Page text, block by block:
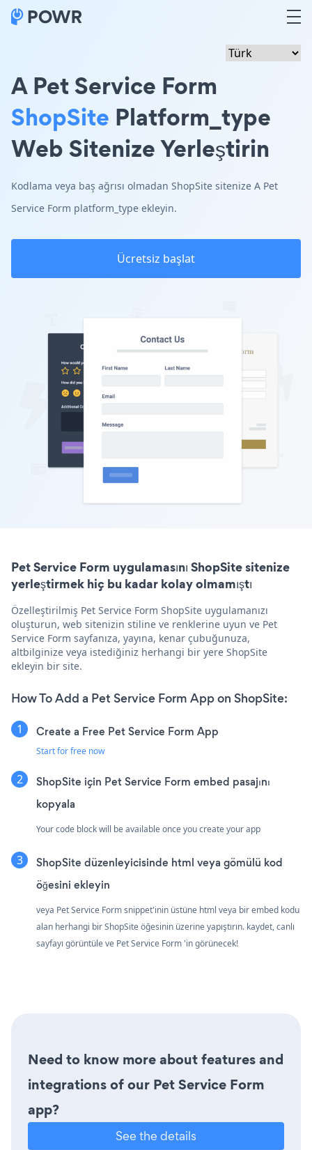
A Pet Service Form
ShopSite Platform_type
Web Sitenize Yerleştirin
Kodlama veya baş ağrısı olmadan ShopSite sitenize A Pet
Service Form platform_type ekleyin.
Ücretsiz başlat
Pet Service Form uygulamasını ShopSite sitenize
yerleştirmek hiç bu kadar kolay olmamıştı
Özelleştirilmiş Pet Service Form ShopSite uygulamanızı
oluşturun, web sitenizin stiline ve renklerine uyun ve Pet
Service Form sayfanıza, yayına, kenar çubuğunuza,
altbilginize veya istediğiniz herhangi bir yere ShopSite
ekleyin bir site.
How To Add a Pet Service Form App on ShopSite:
Create a Free Pet Service Form App
Start for free now
ShopSite için Pet Service Form embed pasajını
kopyala
Your code block will be available once you create your app
ShopSite düzenleyicisinde html veya gömülü kod
öğesini ekleyin
veya Pet Service Form snippet'inin üstüne html veya bir embed kodu
alan herhangi bir ShopSite öğesinin üzerine yapıştırın. kaydet, canlı
sayfayı görüntüle ve Pet Service Form 'in görünecek!
Need to know more about features and
integrations of our Pet Service Form
app?
See the details